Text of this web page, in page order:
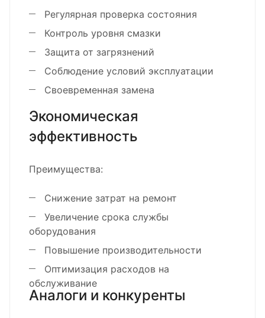
Регулярная проверка состояния
Контроль уровня смазки
Защита от загрязнений
Соблюдение условий эксплуатации
Своевременная замена
Экономическая
эффективность
Преимущества:
Снижение затрат на ремонт
Увеличение срока службы
оборудования
Повышение производительности
Оптимизация расходов на
обслуживание
Аналоги и конкуренты